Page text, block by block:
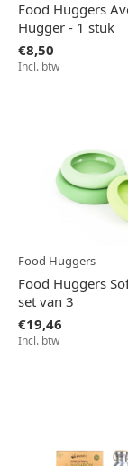
Food Huggers
Hugger - 1 stuk
€8,50
Incl. btw
Food Huggers
Food Huggers
set van 3
€19,46
Incl. btw